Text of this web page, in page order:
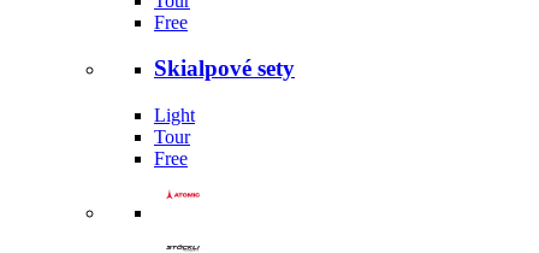
Free
Skialpové sety
Light
Tour
Free